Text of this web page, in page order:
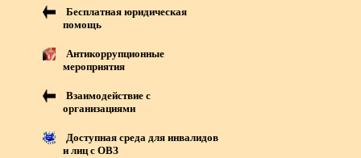
Бесплатная юридическая
помощь
Антикоррупционные
мероприятия
Взаимодействие с
организациями
Доступная среда для инвалидов
и лиц с ОВЗ